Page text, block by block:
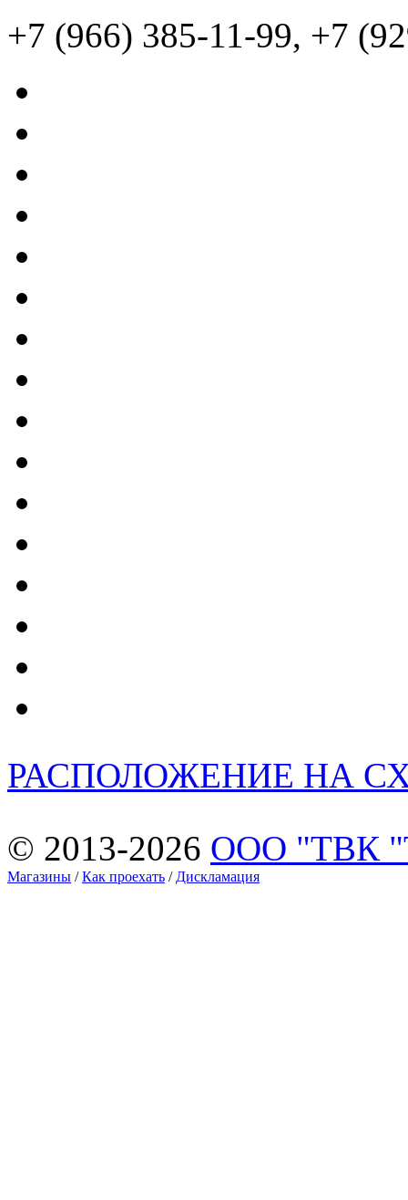
+7 (966) 385-11-99, +7
РАСПОЛОЖЕНИЕ НА
© 2013-2026 ООО "ТВК
Магазины /Как проехать / Дискламация